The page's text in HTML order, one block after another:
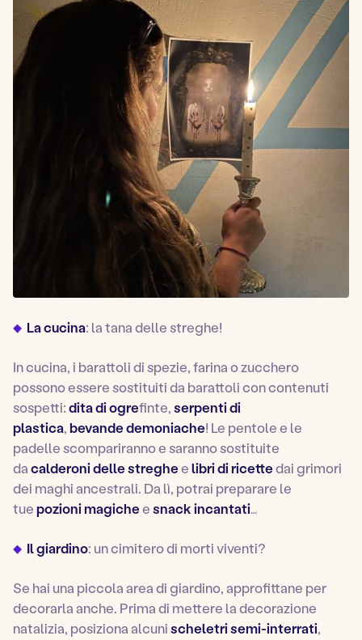
La cucina: la tana delle streghe!
In cucina, i barattoli di spezie, farina o zucchero
possono essere sostituiti da barattoli con contenuti
sospetti:dita di ogrefinte,serpenti di
plastica,bevande demoniache! Le pentole e le
padelle scompariranno e saranno sostituite
dacalderoni delle stregheelibri di ricettedai grimori
dei maghi ancestrali. Da lì, potrai preparare le
tuepozioni magicheesnack incantati…
Il giardino: un cimitero di morti viventi?
Se hai una piccola area di giardino, approfittane per
decorarla anche. Prima di mettere la decorazione
natalizia, posiziona alcunischeletri semi-interrati,